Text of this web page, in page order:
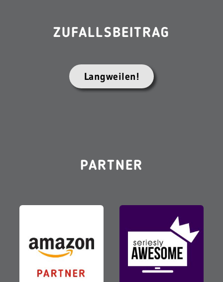
ZUFALLSBEITRAG
Langweilen!
PARTNER